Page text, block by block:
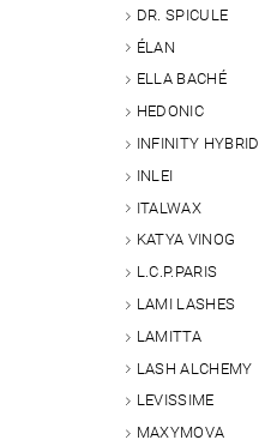
DR. SPICULE
ÉLAN
ELLA BACHÉ
HEDONIC
INFINITY HYBRID
INLEI
ITALWAX
KATYA VINOG
L.C.P.PARIS
LAMI LASHES
LAMITTA
LASH ALCHEMY
LEVISSIME
MAXYMOVA